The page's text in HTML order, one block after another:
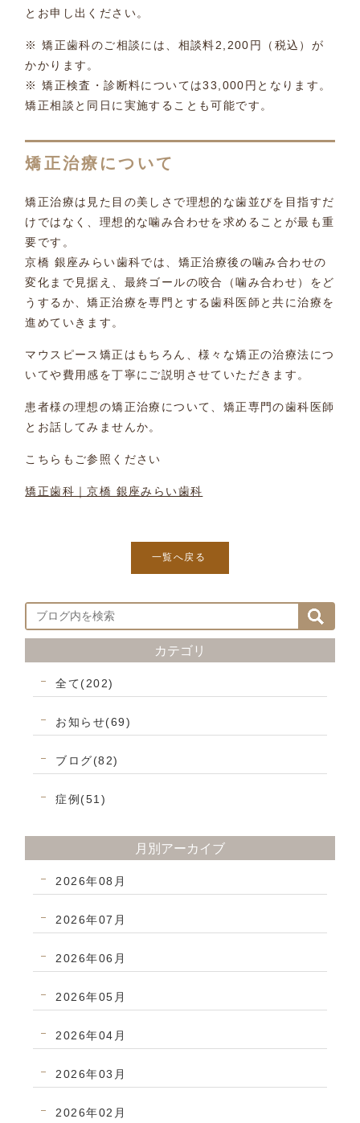
カテゴリ
全て(202)
お知らせ(69)
ブログ(82)
症例(51)
月別アーカイブ
2026年08月
2026年07月
2026年06月
2026年05月
2026年04月
2026年03月
2026年02月
とお申し出ください。
※ 矯正歯科のご相談には、相談料2,200円（税込）が
かかります。
※ 矯正検査・診断料については33,000円となります。
矯正相談と同日に実施することも可能です。
矯正治療について
矯正治療は見た目の美しさで理想的な歯並びを目指すだ
けではなく、理想的な噛み合わせを求めることが最も重
要です。
京橋 銀座みらい歯科では、矯正治療後の噛み合わせの
変化まで見据え、最終ゴールの咬合（噛み合わせ）をど
うするか、矯正治療を専門とする歯科医師と共に治療を
進めていきます。
マウスピース矯正はもちろん、様々な矯正の治療法につ
いてや費用感を丁寧にご説明させていただきます。
患者様の理想の矯正治療について、矯正専門の歯科医師
とお話してみませんか。
こちらもご参照ください
矯正歯科｜京橋 銀座みらい歯科
一覧へ戻る